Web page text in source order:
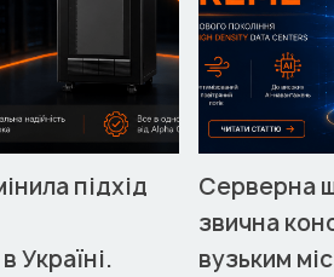
підхід
Україні.
Серверна
звична
вузьким